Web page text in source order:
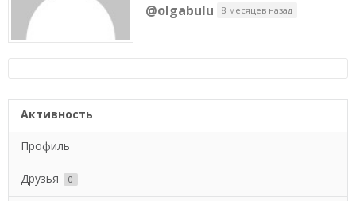
@olgabulu 8 месяцев назад
Активность
Профиль
Друзья 0